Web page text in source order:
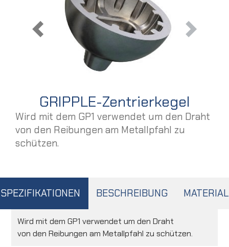
GRIPPLE-Zentrierkegel
Wird mit dem GP1 verwendet um den Draht
von den Reibungen am Metallpfahl zu
schützen.
SPEZIFIKATIONEN BESCHREIBUNG MATERIAL
Wird mit dem GP1 verwendet um den Draht
von den Reibungen am Metallpfahl zu schützen.